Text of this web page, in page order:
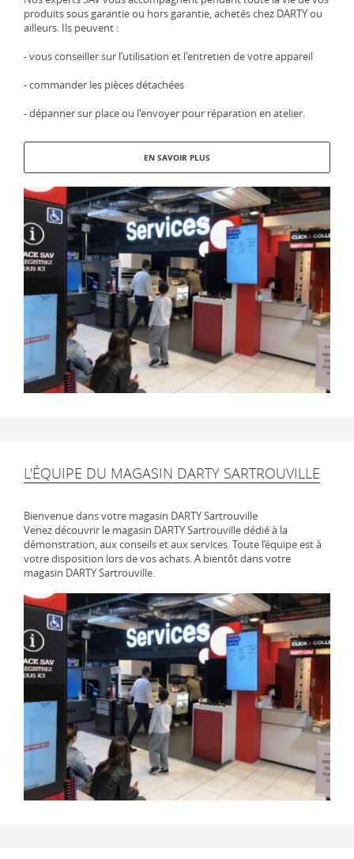
produits sous garantie ou hors garantie, achetés chez DARTY ou
ailleurs. Ils peuvent :
- vous conseiller sur l’utilisation et l'entretien de votre appareil
- commander les pièces détachées
- dépanner sur place ou l'envoyer pour réparation en atelier.
EN SAVOIR PLUS
L'ÉQUIPE DU MAGASIN DARTY SARTROUVILLE
Bienvenue dans votre magasin DARTY Sartrouville
Venez découvrir le magasin DARTY Sartrouville dédié à la
démonstration, aux conseils et aux services. Toute l’équipe est à
votre disposition lors de vos achats. A bientôt dans votre
magasin DARTY Sartrouville.